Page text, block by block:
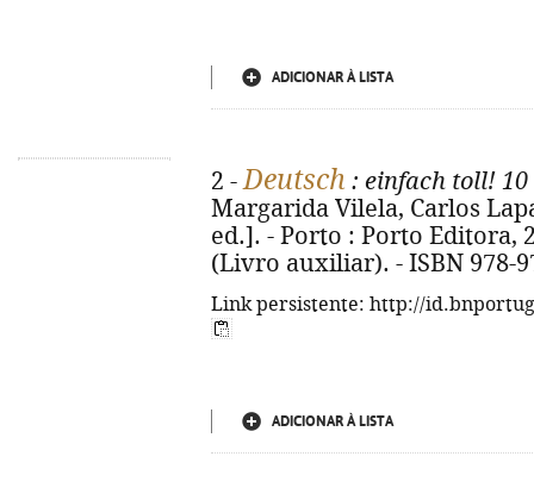
ADICIONAR À LISTA
2 -Deutsch : einfach toll! 10
Margarida Vilela, Carlos
ed.]. - Porto : Porto Editora,
(Livro auxiliar). - ISBN 978-
Link persistente: http://
ADICIONAR À LISTA